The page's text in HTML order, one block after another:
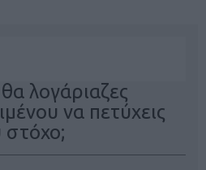
λογάριαζες
να πετύχεις
στόχο;